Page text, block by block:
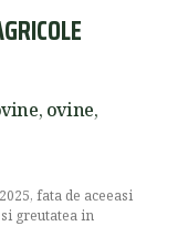
ovine,
fata de aceeasi
greutatea in